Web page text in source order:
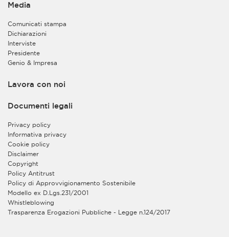
dei dati all’interno del CRM allo scopo di conservare i
migliorare così il supporto e i servizi forniti alle
imprese, anche sviluppando nuovi servizi sulla base
delle esigenze individuate.
Inoltre, sia al fine di valorizzare la complementarietà
sia al fine di semplificare l’esperienza degli utenti,
alle informazioni e all’erogazione dei rispettivi servizi
all’interno del CRM la gestione della Sua utenza per
l’accesso alle aree riservate dei loro rispettivi siti web.
In tal modo, Lei potrà accedere alle suddette aree
riservate con la medesima utenza, previo
completamento della procedura di registrazione sui
rispettivi siti web. L’erogazione agli utenti registrati dei
servizi on line sui siti web dei Contitolari è invece
esclusa dalla contitolarità ed è gestita in autonomia da
ciascuno dei due enti quale autonomo titolare del
trattamento.
Media
Comunicati stampa
Dichiarazioni
Interviste
Presidente
Genio & Impresa
Lavora con noi
Documenti legali
Privacy policy
Informativa privacy
Cookie policy
Disclaimer
Copyright
Policy Antitrust
Policy di Approvvigionamento Sostenibile
Modello ex D.Lgs.231/2001
Whistleblowing
Trasparenza Erogazioni Pubbliche - Legge n.124/2017